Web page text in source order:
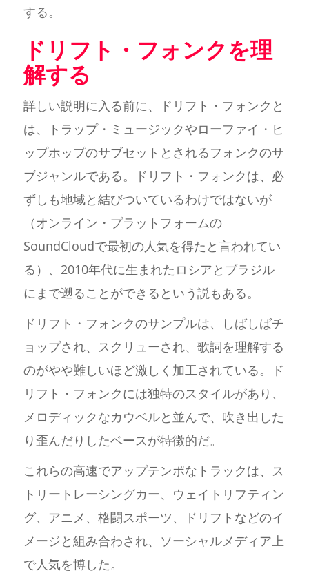
する。
ドリフト・フォンクを理
解する
詳しい説明に入る前に、ドリフト・フォンクと
は、トラップ・ミュージックやローファイ・ヒ
ップホップのサブセットとされるフォンクのサ
ブジャンルである。ドリフト・フォンクは、必
ずしも地域と結びついているわけではないが
（オンライン・プラットフォームの
SoundCloudで最初の人気を得たと言われてい
る）、2010年代に生まれたロシアとブラジル
にまで遡ることができるという説もある。
ドリフト・フォンクのサンプルは、しばしばチ
ョップされ、スクリューされ、歌詞を理解する
のがやや難しいほど激しく加工されている。ド
リフト・フォンクには独特のスタイルがあり、
メロディックなカウベルと並んで、吹き出した
り歪んだりしたベースが特徴的だ。
これらの高速でアップテンポなトラックは、ス
トリートレーシングカー、ウェイトリフティン
グ、アニメ、格闘スポーツ、ドリフトなどのイ
メージと組み合わされ、ソーシャルメディア上
で人気を博した。